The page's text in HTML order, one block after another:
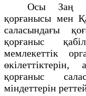
Осы Заң
қорғанысы мен
саласындағы
қорғаныс
мемлекеттік
қорғаныс
мiндеттерін